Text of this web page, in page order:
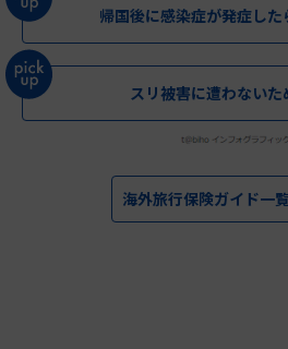
帰国後に感染症が発症した
スリ被害に遭わないた
海外旅行保険ガイド一